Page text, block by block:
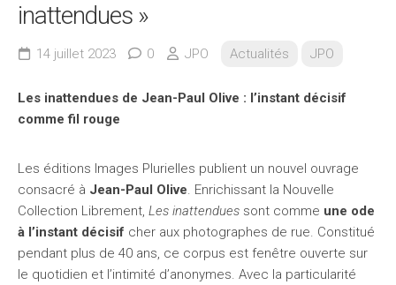
inattendues »
14 juillet 2023 0 JPO Actualités JPO
Les inattendues de Jean-Paul Olive : l’instant décisif
comme fil rouge
Les éditions Images Plurielles publient un nouvel ouvrage
consacré à Jean-Paul Olive. Enrichissant la Nouvelle
Collection Librement, Les inattendues sont comme une ode
à l’instant décisif cher aux photographes de rue. Constitué
pendant plus de 40 ans, ce corpus est fenêtre ouverte sur
le quotidien et l’intimité d’anonymes. Avec la particularité